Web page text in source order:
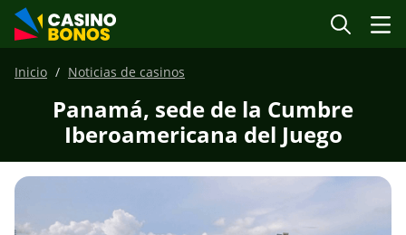
Inicio Noticias de casinos
Panamá, sede de la Cumbre
Iberoamericana del Juego